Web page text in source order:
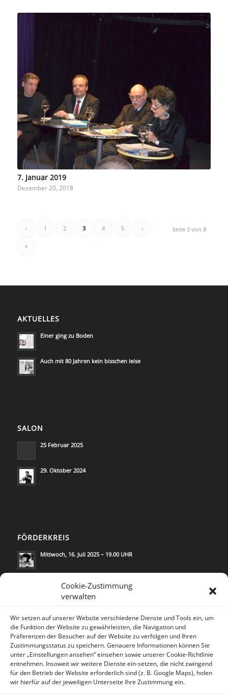
Cookie-Zustimmung
verwalten
Wir setzen auf unserer Website verschiedene Dienste und Tools ein, um
die Funktion der Website zu gewährleisten, die Navigation und
Präferenzen der Besucher auf der Website zu verfolgen und Ihren
Zustimmungsstatus zu speichern. Genauere Informationen können Sie
unter „Einstellungen ansehen“ einsehen sowie unserer Cookie-Richtlinie
entnehmen. Insoweit wir weitere Dienste ein-setzen, die nicht zwingend
für den Betrieb der Website erforderlich sind (z. B. Google Maps), holen
wir hierfür auf der jeweiligen Unterseite Ihre Zustimmung ein.
7. Januar 2019
Dezember 20, 2018
Seite 3 von 8
‹ 1 2 3 4 5 ›
»
AKTUELLES
Einer ging zu Boden
Auch mit 80 Jahren kein bisschen leise
SALON
25 Februar 2025
29. Oktober 2024
FÖRDERKREIS
Mittwoch, 16. Juli 2025 – 19.00 UHR
KONTAKT
Lea Rosh/Kommunikation & Medien
Trautenaustr.14
10717 Berlin/Deutschland